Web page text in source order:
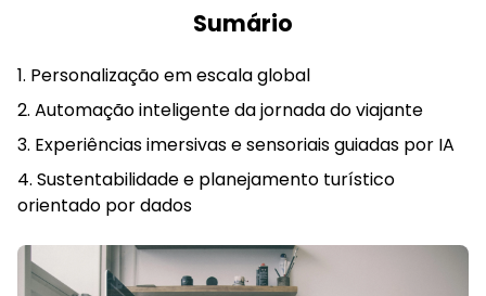
Sumário
Personalização em escala global
Automação inteligente da jornada do viajante
Experiências imersivas e sensoriais guiadas por IA
Sustentabilidade e planejamento turístico
orientado por dados